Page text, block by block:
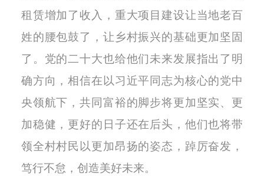
租赁增加了收入，重大项目建设让当地老百
姓的腰包鼓了，让乡村振兴的基础更加坚固
了。党的二十大也给他们未来发展指出了明
确方向，相信在以习近平同志为核心的党中
央领航下，共同富裕的脚步将更加坚实、更
加稳健，更好的日子还在后头，他们也将带
领全村村民以更加昂扬的姿态，踔厉奋发，
笃行不怠，创造美好未来。